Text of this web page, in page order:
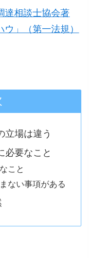
達相談士協会著
ウ」（第一法規）
立場は違う
必要なこと
こと
ない事項がある